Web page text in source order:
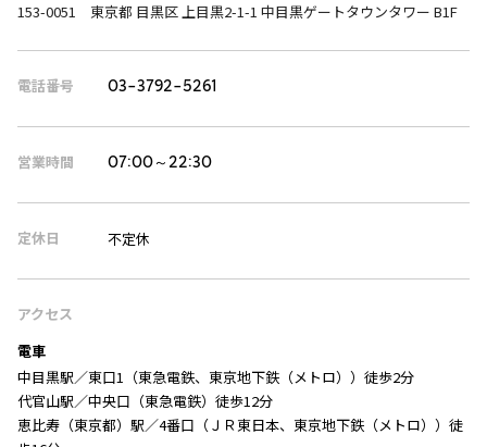
153-0051 東京都 目黒区 上目黒2-1-1 中目黒ゲートタウンタワー B1F
電話番号 03-3792-5261
営業時間 07:00～22:30
定休日 不定休
アクセス
電車
中目黒駅／東口1（東急電鉄、東京地下鉄（メトロ））徒歩2分
代官山駅／中央口（東急電鉄）徒歩12分
恵比寿（東京都）駅／4番口（ＪＲ東日本、東京地下鉄（メトロ））徒